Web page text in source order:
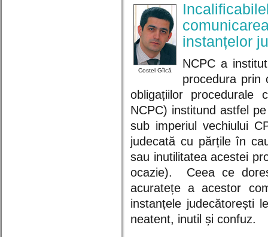
Costel Gîlcă
instanțelor
NCPC a
procedura prin
obligațiilor
NCPC) institund astfel
sub imperiul vechiului
judecată cu părțile în
sau inutilitatea acestei
ocazie). Ceea ce
acuratețe a acestor
instanțele judecătorești
neatent, inutil și confuz.